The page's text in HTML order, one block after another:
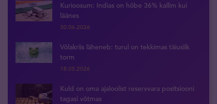
Kurioosum: Indias on hõbe 36% kallim kui
läänes
30.06.2026
Võlakriis läheneb: turul on tekkimas täiuslik
torm
18.05.2026
Kuld on oma ajaloolist reservvara positsiooni
tagasi võtmas